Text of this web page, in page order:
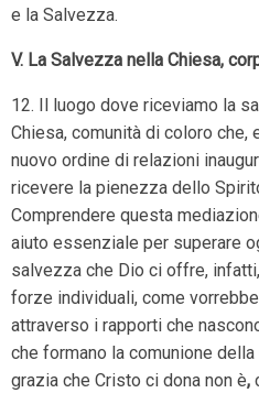
e la Salvezza.
V. La Salvezza nella Chiesa,
12. Il luogo dove riceviamo la
Chiesa, comunità di coloro che,
nuovo ordine di relazioni
ricevere la pienezza dello
Comprendere questa
aiuto essenziale per superare
salvezza che Dio ci offre,
forze individuali, come
attraverso i rapporti che
che formano la comunione
grazia che Cristo ci dona non è,